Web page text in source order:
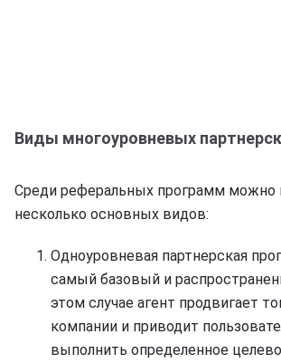
Виды многоуровневых
Среди реферальных программ можно
несколько основных видов:
Одноуровневая партнерская
самый базовый и
этом случае агент продвигает
компании и приводит
выполнить определенное